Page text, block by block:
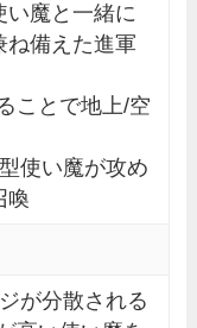
い魔と一緒に
ね備えた進軍
ことで地上/空
使い魔が攻め
喚
が分散される